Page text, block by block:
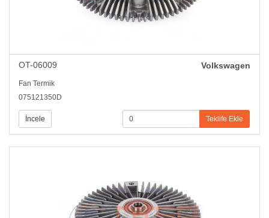
OT-06009 Volkswagen
Fan Termik
075121350D
İncele Teklife Ekle